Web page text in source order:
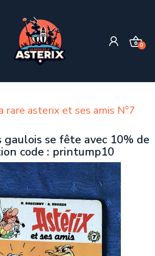
0
rare asterix et ses amis N°7
se fête avec 10% de
code : printump10